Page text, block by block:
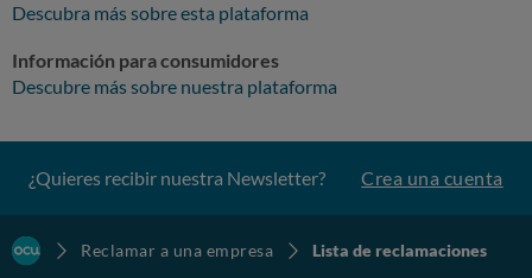
Descubra más sobre esta plataforma
Información para consumidores
Descubre más sobre nuestra plataforma
¿Quieres recibir nuestra Newsletter? Crea una cuenta
Reclamar a una empresa
Lista de reclamaciones